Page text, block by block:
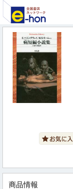
商品情報